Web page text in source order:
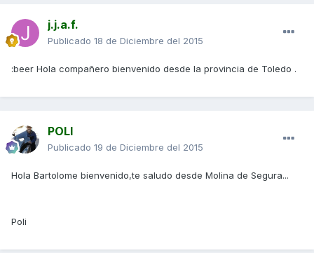
j.j.a.f.
Publicado 18 de Diciembre del 2015
:beer Hola compañero bienvenido desde la provincia de Toledo .
POLI
Publicado 19 de Diciembre del 2015
Hola Bartolome bienvenido,te saludo desde Molina de Segura...
Poli